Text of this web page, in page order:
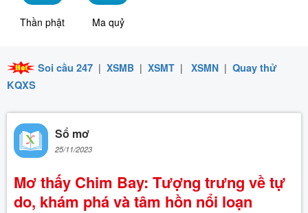
Thần phật Ma quỷ
Soi cầu 247 | XSMB | XSMT | XSMN | Quay thử
KQXS
Sổ mơ
25/11/2023
Mơ thấy Chim Bay: Tượng trưng về tự
do, khám phá và tâm hồn nổi loạn